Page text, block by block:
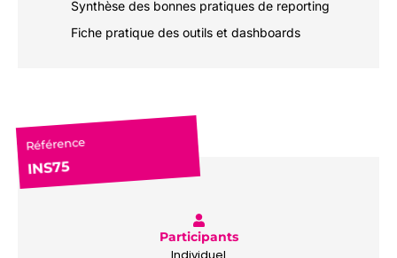
Synthèse des bonnes pratiques de reporting
Fiche pratique des outils et dashboards
Référence
INS75
Participants